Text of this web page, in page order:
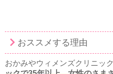
おススメする理由
おかみやウィメンズクリニッ